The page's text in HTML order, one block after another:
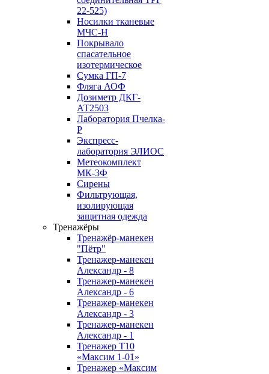
22-525)
Носилки тканевые
МЧС-Н
Покрывало
спасательное
изотермическое
Сумка ГП-7
Фляга АОФ
Дозиметр ДКГ-
АТ2503
Лаборатория Пчелка-
Р
Экспресс-
лаборатория ЭЛИОС
Метеокомплект
МК-3Ф
Сирены
Фильтрующая,
изолирующая
защитная одежда
Тренажёры
Тренажёр-манекен
"Пётр"
Тренажер-манекен
Александр - 8
Тренажер-манекен
Александр - 6
Тренажер-манекен
Александр - 3
Тренажер-манекен
Александр - 1
Тренажер Т10
«Максим 1-01»
Тренажер «Максим